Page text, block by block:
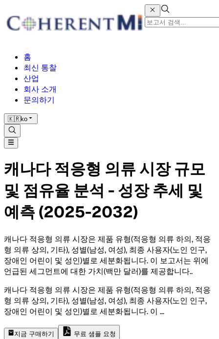
홈
최신 통찰
산업
회사 소개
문의하기
🇰🇷ko
캐나다 적응형 의류 시장 규모
및 점유율 분석 - 성장 추세 및
예측 (2025-2032)
캐나다 적응형 의류 시장은 제품 유형(적응형 의류 하의, 적응
형 의류 상의, 기타), 성별(남성, 여성), 최종 사용자(노인 인구,
장애인 어린이 및 성인)별로 세분화됩니다. 이 보고서는 위에
언급된 세그먼트에 대한 가치(백만 달러)를 제공합니다..
캐나다 적응형 의류 시장은 제품 유형(적응형 의류 하의, 적응
형 의류 상의, 기타), 성별(남성, 여성), 최종 사용자(노인 인구,
장애인 어린이 및 성인)별로 세분화됩니다. 이 ...
지금 구매하기 무료 샘플 요청